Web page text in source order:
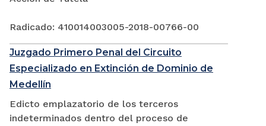
Radicado: 410014003005-2018-00766-00
Juzgado Primero Penal del Circuito
Especializado en Extinción de Dominio de
Medellín
Edicto emplazatorio de los terceros
indeterminados dentro del proceso de